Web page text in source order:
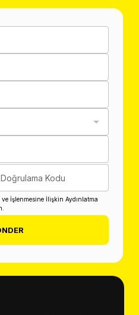
Doğrulama Kodu
ve İşlenmesine İlişkin Aydınlatma